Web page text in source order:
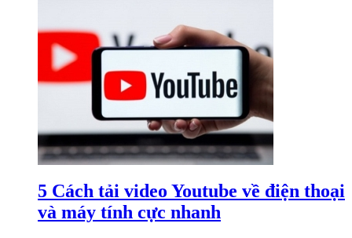
5 Cách tải video Youtube về điện thoại
và máy tính cực nhanh